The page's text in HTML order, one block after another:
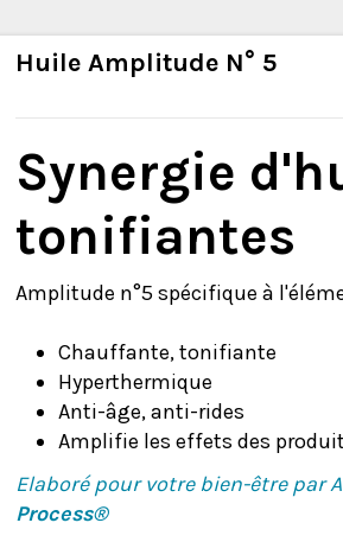
Huile Amplitude N° 5
Synergie
tonifiantes
Amplitude n°5 spécifique à
Chauffante, tonifiante
Hyperthermique
Anti-âge, anti-rides
Amplifie les effets des
Elaboré pour votre bien-être par
Process®